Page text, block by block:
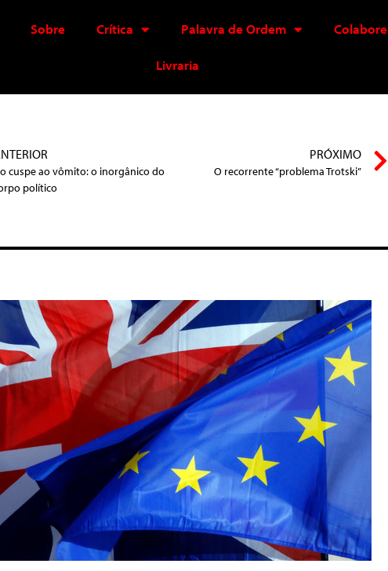
Sobre Crítica Palavra de Ordem Colabore
Livraria
cuspe ao vômito: o inorgânico do
político
PRÓXIMO
O recorrente “problema Trotski”